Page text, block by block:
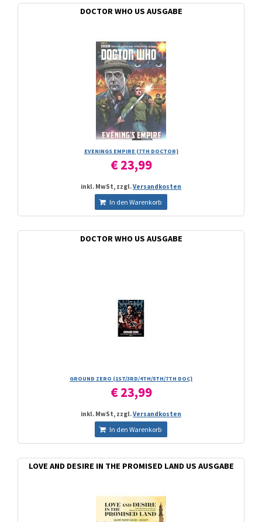
DOCTOR WHO US AUSGABE
EVENINGS EMPIRE (7TH DOCTOR)
€ 23,99
inkl. MwSt, zzgl.Versandkosten
In den Warenkorb
DOCTOR WHO US AUSGABE
GROUND ZERO (1ST/­3RD/­4TH/­5TH/­7TH DOC)
€ 23,99
inkl. MwSt, zzgl.Versandkosten
In den Warenkorb
LOVE AND DESIRE IN THE PROMISED LAND US AUSGABE